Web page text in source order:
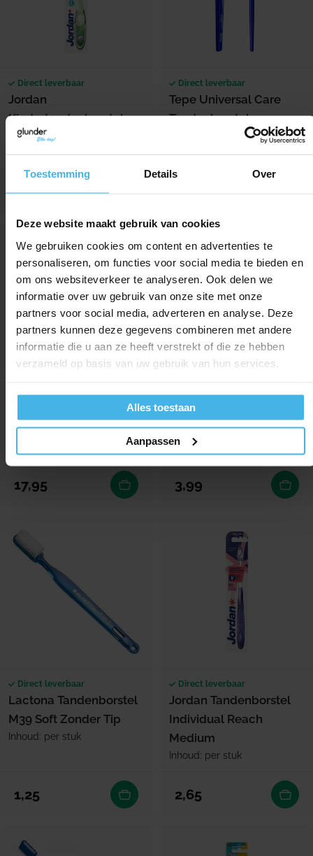
Toestemming Details Over
Deze website maakt gebruik van cookies
We gebruiken cookies om content en advertenties te
personaliseren, om functies voor social media te bieden en
om ons websiteverkeer te analyseren. Ook delen we
informatie over uw gebruik van onze site met onze
partners voor social media, adverteren en analyse. Deze
partners kunnen deze gegevens combineren met andere
informatie die u aan ze heeft verstrekt of die ze hebben
verzameld op basis van uw gebruik van hun services.
Alles toestaan
Aanpassen
Direct leverbaar
Jordan
Kindertandenborstel
Step 2 (3-5 Jr)
Verkoopprijs
Normale prijs
Direct leverbaar
Tepe Universal Care
Tandenborstel
Direct leverbaar
Cavex Tandenborstels
Rush Brush
Normale prijs
17,95
Direct leverbaar
Vitis Gingival
Tandenborstel
Inhoud: per stuk
Normale prijs
3,99
Direct leverbaar
Lactona Tandenborstel
M39 Soft Zonder Tip
Inhoud: per stuk
Normale prijs
1,25
Direct leverbaar
Jordan Tandenborstel
Individual Reach
Medium
Inhoud: per stuk
Normale prijs
2,65